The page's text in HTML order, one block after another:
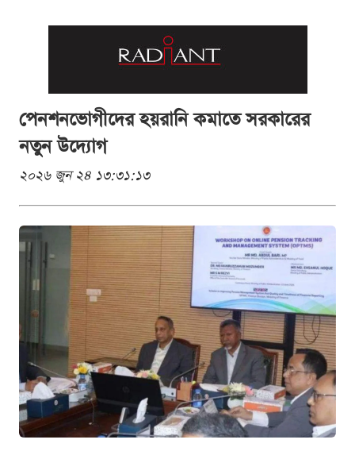
পেনশনভোগীদের হয়রানি কমাতে সরকারের
নতুন উদ্যোগ
২০২৬ জুন ২৪ ১৩:৩১:১৩